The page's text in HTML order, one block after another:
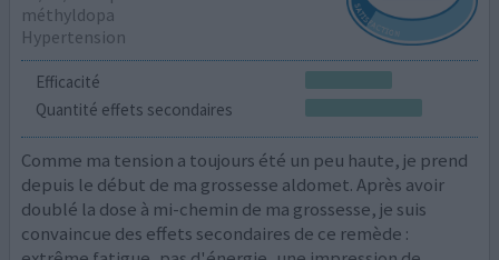
méthyldopa
Hypertension
Efficacité
Quantité effets secondaires
Comme ma tension a toujours été un peu haute, je prend
depuis le début de ma grossesse aldomet. Après avoir
doublé la dose à mi-chemin de ma grossesse, je suis
convaincue des effets secondaires de ce remède :